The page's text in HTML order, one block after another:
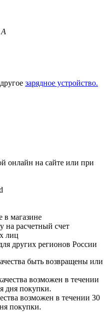
А
зарядное устройство.
онлайн на сайте или при
магазине
на расчетный счет
лиц
других регионов России
быть возвращены или
возможен в течении
дня покупки.
возможен в течении 30
покупки.